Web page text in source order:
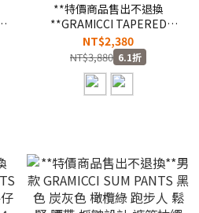
**特價商品售出不退換
**GRAMICCI TAPERED
RIDGE PANTS 淺單寧 深單
寧 腰帶 大口袋 休閒 牛仔 長
褲 錐型褲【G3FU-P052-
MU】【G3FU-P052-DU】
NT$2,380
NT$3,880 6.1折